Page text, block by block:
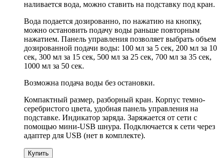
наливается вода, можно ставить на подставку под кран.
Вода подается дозированно, по нажатию на кнопку,
можно остановить подачу воды раньше повторным
нажатием. Панель управления позволяет выбрать объем
дозированной подачи воды: 100 мл за 5 сек, 200 мл за 10
сек, 300 мл за 15 сек, 500 мл за 25 сек, 700 мл за 35 сек,
1000 мл за 50 сек.
Возможна подача воды без остановки.
Компактный размер, разборный кран. Корпус темно-
серебристого цвета, удобная панель управления на
подставке. Индикатор заряда. Заряжается от сети с
помощью мини-USB шнура. Подключается к сети через
адаптер для USB (нет в комплекте).
Купить